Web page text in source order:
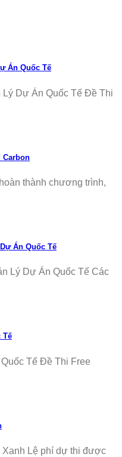
Án Quốc Tế
Lý Dự Án Quốc Tế Đề Thi
Carbon
thành chương trình,
Án Quốc Tế
Lý Dự Án Quốc Tế Các
Tế
Tế Đề Thi Free
Xanh Lệ phí dự thi được